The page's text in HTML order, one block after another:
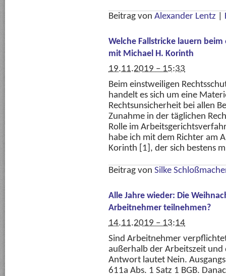
Beitrag von Alexander Lentz
Welche Fallstricke lauern
mit Michael H. Korinth
19.11.2019 – 15:33
Beim einstweiligen
handelt es sich um eine
Rechtsunsicherheit bei allen
Zunahme in der täglichen
Rolle im
habe ich mit dem Richter am
Korinth [1], der sich bestens
Beitrag von Silke
Alle Jahre wieder: Die
Arbeitnehmer teilnehmen?
14.11.2019 – 13:14
Sind Arbeitnehmer
außerhalb der Arbeitszeit
Antwort lautet Nein.
611a Abs. 1 Satz 1 BGB.